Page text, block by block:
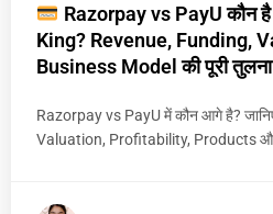
Razorpay vs PayU कौन है
King? Revenue, Funding,
Business Model की पूरी तुलना
Razorpay vs PayU में कौन आगे है?
Valuation, Profitability, Products और